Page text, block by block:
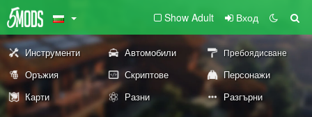
Show Adult Вход
Инструменти Автомобили Пребоядисване
Оръжия Скриптове
Персонажи
Карти
Разни Разгърни